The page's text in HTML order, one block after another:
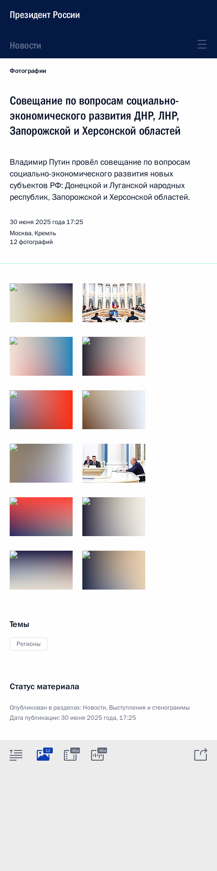
Президент России
Новости
Фотографии
Совещание по вопросам социально-
экономического развития ДНР, ЛНР,
Запорожской и Херсонской областей
Владимир Путин провёл совещание по вопросам
социально-экономического развития новых
субъектов РФ: Донецкой и Луганской народных
республик, Запорожской и Херсонской областей.
30 июня 2025 года 17:25
Москва, Кремль
12 фотографий
Темы
Регионы
Статус материала
Опубликован в разделах: Новости, Выступления и стенограммы
Дата публикации:30 июня 2025 года, 17:25
12 46м 46м